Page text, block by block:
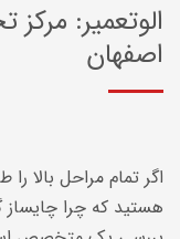
الوتعمیر:
اصفهان
اگر تمام مراحل بالا
هستید که چرا چایساز